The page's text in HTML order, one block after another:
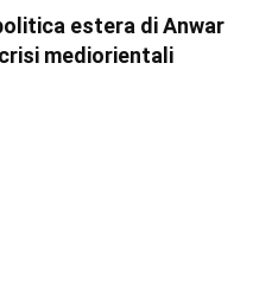
estera di Anwar
mediorientali